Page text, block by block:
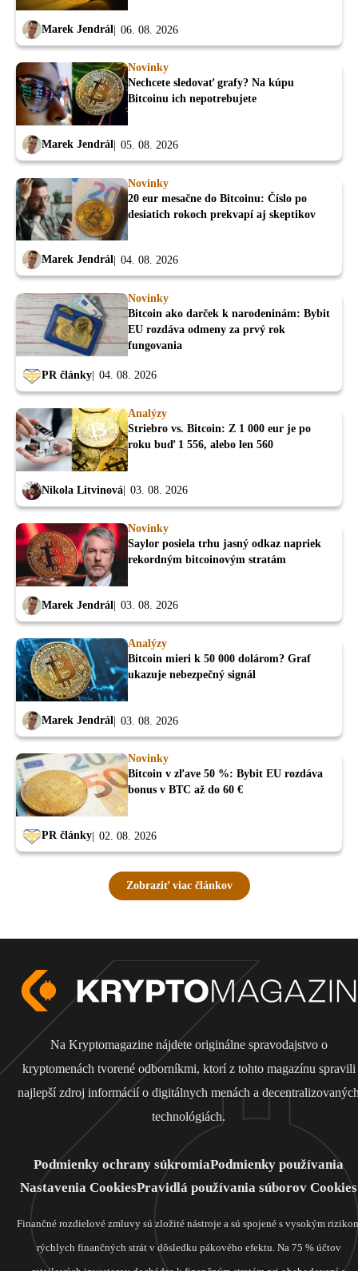
Marek Jendrál 06. 08. 2026
Novinky
Nechcete sledovať grafy? Na kúpu
Bitcoinu ich nepotrebujete
Marek Jendrál 05. 08. 2026
Novinky
20 eur mesačne do Bitcoinu: Číslo po
desiatich rokoch prekvapí aj skeptikov
Marek Jendrál 04. 08. 2026
Novinky
Bitcoin ako darček k narodeninám: Bybit
EU rozdáva odmeny za prvý rok
fungovania
PR články 04. 08. 2026
Analýzy
Striebro vs. Bitcoin: Z 1 000 eur je po
roku buď 1 556, alebo len 560
Nikola Litvinová 03. 08. 2026
Novinky
Saylor posiela trhu jasný odkaz napriek
rekordným bitcoinovým stratám
Marek Jendrál 03. 08. 2026
Analýzy
Bitcoin mieri k 50 000 dolárom? Graf
ukazuje nebezpečný signál
Marek Jendrál 03. 08. 2026
Novinky
Bitcoin v zľave 50 %: Bybit EU rozdáva
bonus v BTC až do 60 €
PR články 02. 08. 2026
Zobraziť viac článkov
Na Kryptomagazine nájdete originálne spravodajstvo o
kryptomenách tvorené odborníkmi, ktorí z tohto magazínu spravili
najlepší zdroj informácií o digitálnych menách a
technológiách.
Podmienky ochrany súkromiaPodmienky používania
Nastavenia CookiesPravidlá používania súborov Cookies
Finančné rozdielové zmluvy sú zložité nástroje a sú spojené s vysokým
rýchlych finančných strát v dôsledku pákového efektu. Na 75 % účtov